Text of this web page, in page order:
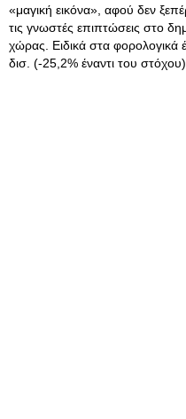
«μαγική εικόνα», αφού δεν
τις γνωστές επιπτώσεις στο
χώρας. Ειδικά στα φορολογικά
δισ. (-25,2% έναντι του στόχου).